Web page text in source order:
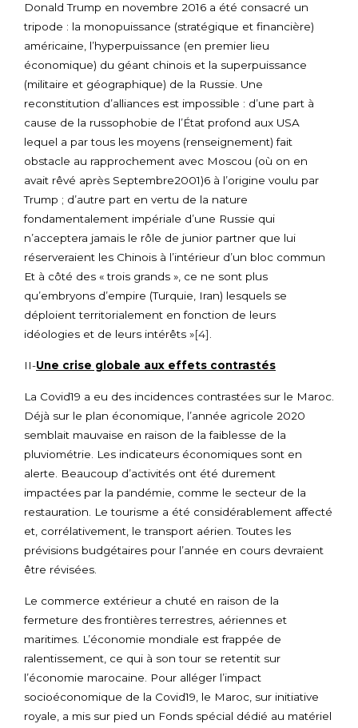
Donald Trump en novembre 2016 a été consacré un
tripode : la monopuissance (stratégique et financière)
américaine, l’hyperpuissance (en premier lieu
économique) du géant chinois et la superpuissance
(militaire et géographique) de la Russie. Une
reconstitution d’alliances est impossible : d’une part à
cause de la russophobie de l’État profond aux USA
lequel a par tous les moyens (renseignement) fait
obstacle au rapprochement avec Moscou (où on en
avait rêvé après Septembre2001)6 à l’origine voulu par
Trump ; d’autre part en vertu de la nature
fondamentalement impériale d’une Russie qui
n’acceptera jamais le rôle de junior partner que lui
réserveraient les Chinois à l’intérieur d’un bloc commun
Et à côté des « trois grands », ce ne sont plus
qu’embryons d’empire (Turquie, Iran) lesquels se
déploient territorialement en fonction de leurs
idéologies et de leurs intérêts »[4].
II-Une crise globale aux effets contrastés
La Covid19 a eu des incidences contrastées sur le Maroc.
Déjà sur le plan économique, l’année agricole 2020
semblait mauvaise en raison de la faiblesse de la
pluviométrie. Les indicateurs économiques sont en
alerte. Beaucoup d’activités ont été durement
impactées par la pandémie, comme le secteur de la
restauration. Le tourisme a été considérablement affecté
et, corrélativement, le transport aérien. Toutes les
prévisions budgétaires pour l’année en cours devraient
être révisées.
Le commerce extérieur a chuté en raison de la
fermeture des frontières terrestres, aériennes et
maritimes. L’économie mondiale est frappée de
ralentissement, ce qui à son tour se retentit sur
l’économie marocaine. Pour alléger l’impact
socioéconomique de la Covid19, le Maroc, sur initiative
royale, a mis sur pied un Fonds spécial dédié au matériel